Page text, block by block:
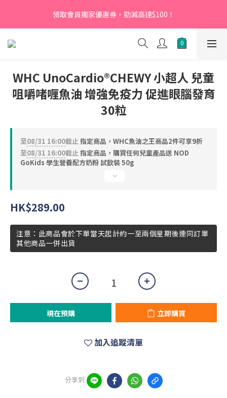
【新會員】即日起至2026月12月31日，首次下單輸入優惠碼
「NEW95」即可享95折
領取會員獨家優惠券，勁減高達$100！
【新會員】即日起至2026月12月31日，首次下單輸入優惠碼
「NEW95」即可享95折
WHC UnoCardio®CHEWY 小超人 兒童
咀嚼啫喱魚油 增強免疫力 促進眼腦發育
30粒
至08/31 16:00截止指定商品，WHC魚油之王商品2件可享9折
至08/31 16:00截止指定商品，購買任何兒童產品送 NOD
GoKids 學生營養配方奶粉 試飲裝 50g
HK$289.00
注意：此商品會於下單當天起計約一至兩個星期後連同訂單
其他商品一併出貨
現在預購 立即購買
加入追蹤清單
分享到